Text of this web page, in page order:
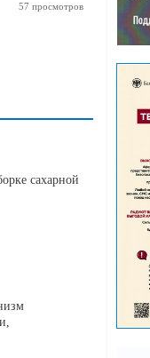
57 просмотров
сахарной